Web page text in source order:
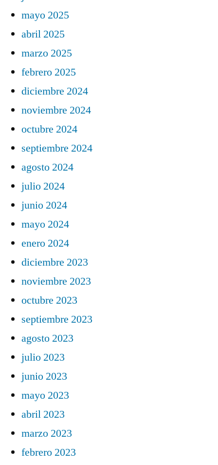
mayo 2025
abril 2025
marzo 2025
febrero 2025
diciembre 2024
noviembre 2024
octubre 2024
septiembre 2024
agosto 2024
julio 2024
junio 2024
mayo 2024
enero 2024
diciembre 2023
noviembre 2023
octubre 2023
septiembre 2023
agosto 2023
julio 2023
junio 2023
mayo 2023
abril 2023
marzo 2023
febrero 2023